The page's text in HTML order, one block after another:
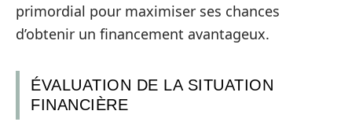
primordial pour maximiser ses chances
d’obtenir un financement avantageux.
ÉVALUATION DE LA SITUATION
FINANCIÈRE